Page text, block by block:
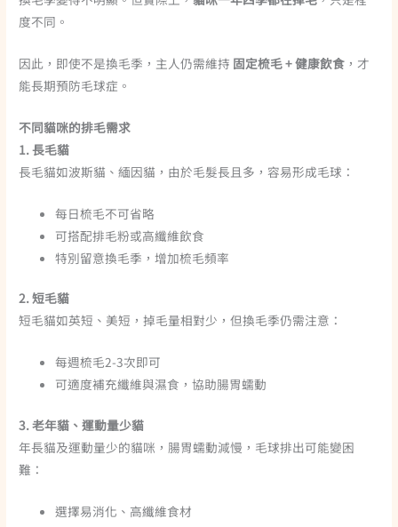
度不同。
因此，即使不是換毛季，主人仍需維持 固定梳毛 + 健康飲食 ，才
能長期預防毛球症。
不同貓咪的排毛需求
1. 長毛貓
長毛貓如波斯貓、緬因貓，由於毛髮長且多，容易形成毛球：
每日梳毛不可省略
可搭配排毛粉或高纖維飲食
特別留意換毛季，增加梳毛頻率
2. 短毛貓
短毛貓如英短、美短，掉毛量相對少，但換毛季仍需注意：
每週梳毛2-3次即可
可適度補充纖維與濕食，協助腸胃蠕動
3. 老年貓、運動量少貓
年長貓及運動量少的貓咪，腸胃蠕動減慢，毛球排出可能變困
難：
選擇易消化、高纖維食材